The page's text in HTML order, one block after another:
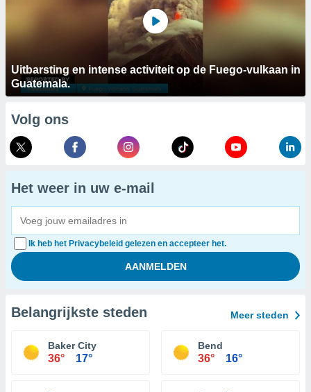
Uitbarsting en intense activiteit op de Fuego-vulkaan in
Guatemala.
Volg ons
Het weer in uw e-mail
Ik heb het Privacybeleid gelezen en accepteer het.
Belangrijkste steden Meer steden
Baker City
36° 17°
Bend
36° 16°